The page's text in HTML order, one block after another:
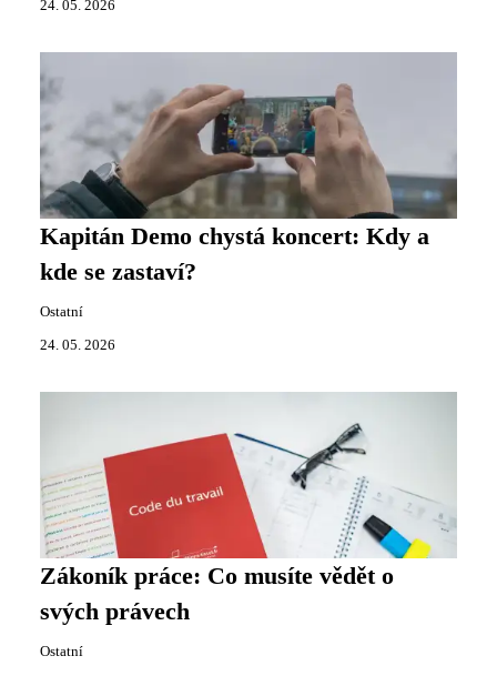
24. 05. 2026
Kapitán Demo chystá koncert: Kdy a
kde se zastaví?
Ostatní
24. 05. 2026
Zákoník práce: Co musíte vědět o
svých právech
Ostatní